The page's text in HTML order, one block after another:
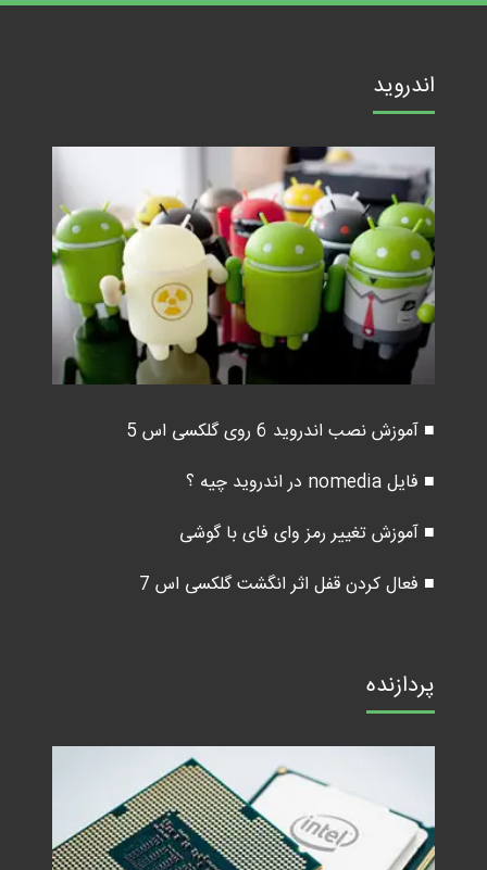
اندروید
■ آموزش نصب اندروید 6 روی گلکسی اس 5
■ فایل nomedia در اندروید چیه ؟
■ آموزش تغییر رمز وای فای با گوشی
■ فعال کردن قفل اثر انگشت گلکسی اس 7
پردازنده